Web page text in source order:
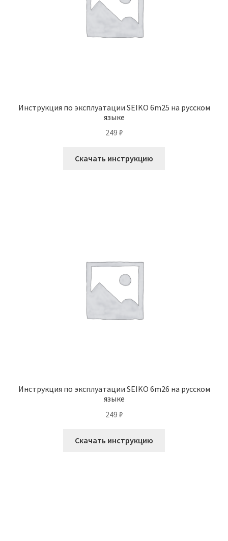
Инструкция по эксплуатации SEIKO 6m25 на русском
языке
249 ₽
Скачать инструкцию
Инструкция по эксплуатации SEIKO 6m26 на русском
языке
249 ₽
Скачать инструкцию